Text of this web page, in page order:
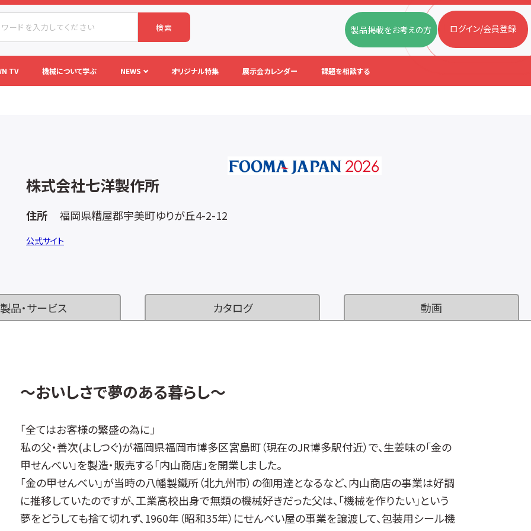
検索 製品掲載をお考えの方 ログイン/会員登録
TV 機械について学ぶ NEWS オリジナル特集 展示会カレンダー 課題を相談する
株式会社七洋製作所
住所 福岡県糟屋郡宇美町ゆりが丘4-2-12
公式サイト
製品・サービス カタログ 動画
～おいしさで夢のある暮らし～
「全てはお客様の繁盛の為に」
私の父・善次(よしつぐ)が福岡県福岡市博多区宮島町（現在のJR博多駅付近）で、生姜味の「金の
甲せんべい」を製造・販売する「内山商店」を開業しました。
「金の甲せんべい」が当時の八幡製鐵所（北九州市）の御用達となるなど、内山商店の事業は好調
に推移していたのですが、工業高校出身で無類の機械好きだった父は、「機械を作りたい」という
夢をどうしても捨て切れず、1960年（昭和35年）にせんべい屋の事業を譲渡して、包装用シール機